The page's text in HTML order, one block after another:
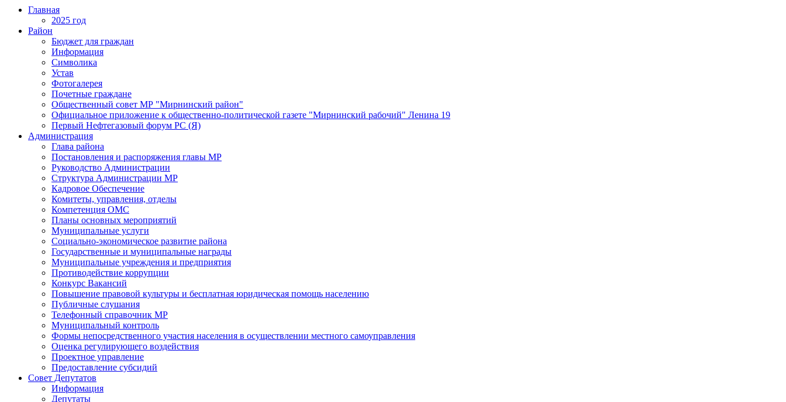
Главная
2025 год
Район
Бюджет для граждан
Информация
Символика
Устав
Фотогалерея
Почетные граждане
Общественный совет МР "Мирнинский район"
Официальное приложение к общественно-политической газете "Мирнинский рабочий" Ленина 19
Первый Нефтегазовый форум РС (Я)
Администрация
Глава района
Постановления и распоряжения главы МР
Руководство Администрации
Структура Администрации МР
Кадровое Обеспечение
Комитеты, управления, отделы
Компетенция ОМС
Планы основных мероприятий
Муниципальные услуги
Социально-экономическое развитие района
Государственные и муниципальные награды
Муниципальные учреждения и предприятия
Противодействие коррупции
Конкурс Вакансий
Повышение правовой культуры и бесплатная юридическая помощь населению
Публичные слушания
Телефонный справочник МР
Муниципальный контроль
Формы непосредственного участия населения в осуществлении местного самоуправления
Оценка регулирующего воздействия
Проектное управление
Предоставление субсидий
Совет Депутатов
Информация
Депутаты